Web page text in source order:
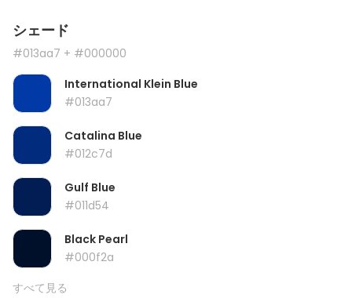
シェード
#013aa7 + #000000
International Klein Blue
#013aa7
Catalina Blue
#012c7d
Gulf Blue
#011d54
Black Pearl
#000f2a
すべて見る